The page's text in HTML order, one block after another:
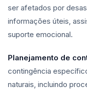
ser afetados por
informações úteis,
suporte emocional.
Planejamento de
contingência
naturais, incluindo